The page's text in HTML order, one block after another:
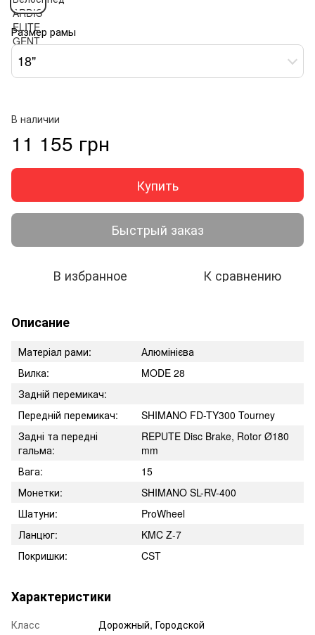
Размер рамы
18"
В наличии
11 155 грн
Купить
Быстрый заказ
В избранное К сравнению
Описание
Матеріал рами:
Алюмінієва
Вилка:
MODE 28
Задній перемикач:
Передній перемикач:
SHIMANO FD-TY300 Tourney
Задні та передні
гальма:
REPUTE Disc Brake, Rotor Ø180
mm
Вага:
15
Монетки:
SHIMANO SL-RV-400
Шатуни:
ProWheel
Ланцюг:
KMC Z-7
Покришки:
CST
Характеристики
Класс
Дорожный, Городской